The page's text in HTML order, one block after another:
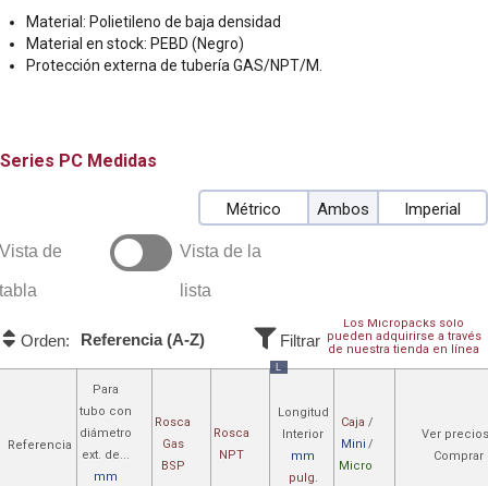
Material: Polietileno de baja densidad
Material en stock: PEBD (Negro)
Protección externa de tubería GAS/NPT/M.
PC Medidas
Métrico Ambos Imperial
Vista de
tabla
Vista de la
lista
Los Micropacks sólo
pueden adquirirse a través
de nuestra tienda en línea
Orden: Referencia (A-Z) Filtrar
Referencia
Para
tubo con
diámetro
ext. de...
mm
Rosca
Gas
BSP
Rosca
NPT
L
Longitud
Interior
mm
pulg.
Caja /
Mini /
Micro
Ver
Comprar